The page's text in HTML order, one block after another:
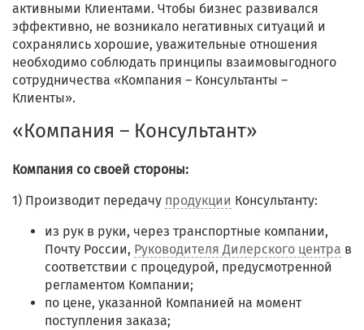
активными Клиентами. Чтобы бизнес развивался
эффективно, не возникало негативных ситуаций и
сохранялись хорошие, уважительные отношения
необходимо соблюдать принципы взаимовыгодного
сотрудничества «Компания – Консультанты –
Клиенты».
«Компания – Консультант»
Компания со своей стороны:
1) Производит передачу продукции Консультанту:
из рук в руки, через транспортные компании,
Почту России, Руководителя Дилерского центра в
соответствии с процедурой, предусмотренной
регламентом Компании;
по цене, указанной Компанией на момент
поступления заказа;